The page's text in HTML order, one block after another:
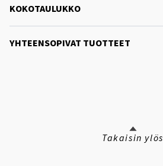
KOKOTAULUKKO
YHTEENSOPIVAT TUOTTEET
Takaisin ylös